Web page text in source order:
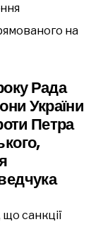
на
Рада
України
Петра
санкції